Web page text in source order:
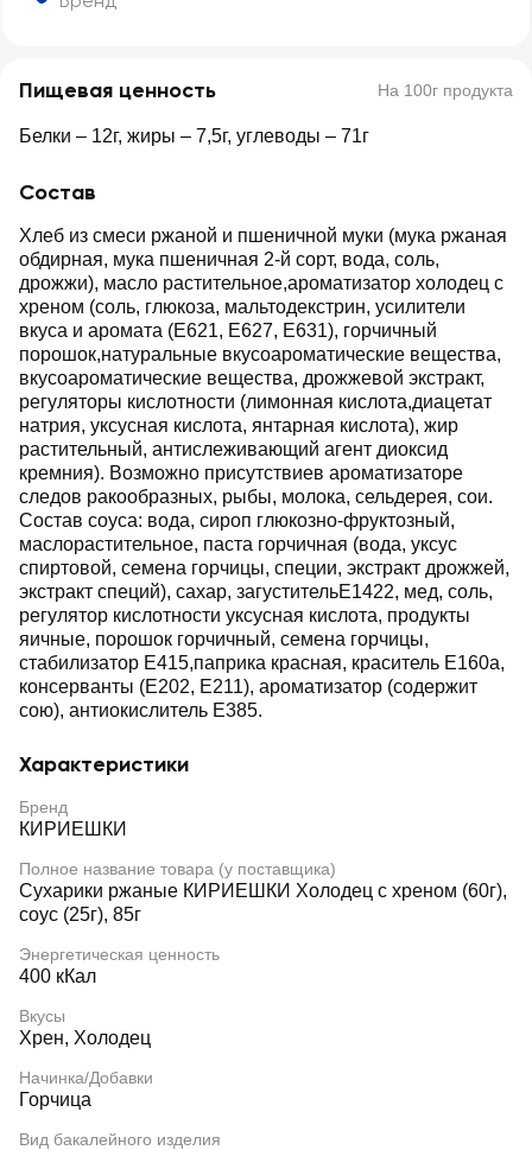
Пищевая ценность На 100г продукта
Белки – 12г, жиры – 7,5г, углеводы – 71г
Состав
Хлеб из смеси ржаной и пшеничной муки (мука ржаная
обдирная, мука пшеничная 2-й сорт, вода, соль,
дрожжи), масло растительное,ароматизатор холодец с
хреном (соль, глюкоза, мальтодекстрин, усилители
вкуса и аромата (Е621, Е627, Е631), горчичный
порошок,натуральные вкусоароматические вещества,
вкусоароматические вещества, дрожжевой экстракт,
регуляторы кислотности (лимонная кислота,диацетат
натрия, уксусная кислота, янтарная кислота), жир
растительный, антислеживающий агент диоксид
кремния). Возможно присутствиев ароматизаторе
следов ракообразных, рыбы, молока, сельдерея, сои.
Состав соуса: вода, сироп глюкозно-фруктозный,
маслорастительное, паста горчичная (вода, уксус
спиртовой, семена горчицы, специи, экстракт дрожжей,
экстракт специй), сахар, загустительЕ1422, мед, соль,
регулятор кислотности уксусная кислота, продукты
яичные, порошок горчичный, семена горчицы,
стабилизатор Е415,паприка красная, краситель Е160а,
консерванты (Е202, Е211), ароматизатор (содержит
сою), антиокислитель Е385.
Характеристики
Бренд
КИРИЕШКИ
Полное название товара (у поставщика)
Сухарики ржаные КИРИЕШКИ Холодец с хреном (60г),
соус (25г), 85г
Энергетическая ценность
400 кКал
Вкусы
Хрен, Холодец
Начинка/Добавки
Горчица
Вид бакалейного изделия